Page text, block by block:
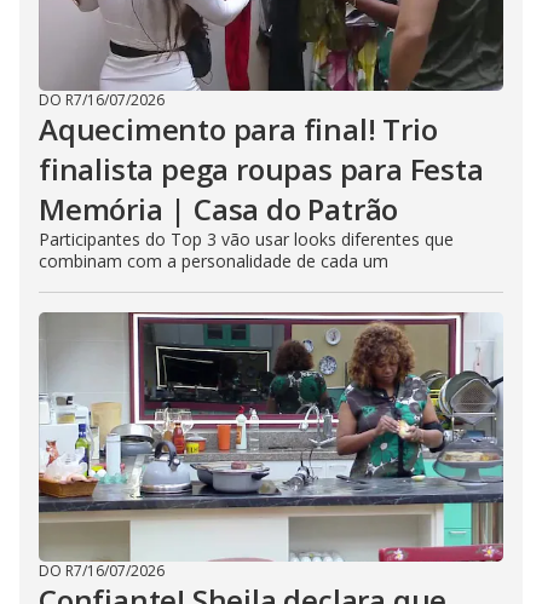
DO R7/16/07/2026
Aquecimento para final! Trio
finalista pega roupas para Festa
Memória | Casa do Patrão
Participantes do Top 3 vão usar looks diferentes que
combinam com a personalidade de cada um
DO R7/16/07/2026